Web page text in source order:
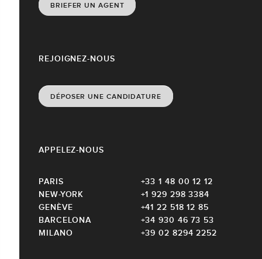
REJOIGNEZ-NOUS
DÉPOSER UNE CANDIDATURE
APPELEZ-NOUS
PARIS
+33 1 48 00 12 12
NEW-YORK
+1 929 298 3384
GENÈVE
+41 22 518 12 85
BARCELONA
+34 930 46 73 53
MILANO
+39 02 8294 2252
BRIEFER UN AGENT